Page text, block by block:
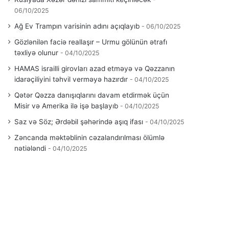
06/10/2025
Ağ Ev Trampın varisinin adını açıqlayıb 06/10/2025
Gözlənilən faciə reallaşır – Urmu gölünün ətrafı
təxliyə olunur
04/10/2025
HAMAS israilli girovları azad etməyə və Qəzzanın
idarəçiliyini təhvil verməyə hazırdır
04/10/2025
Qətər Qəzza danışıqlarını davam etdirmək üçün
Misir və Amerika ilə işə başlayıb
04/10/2025
Saz və Söz; Ərdəbil şəhərində aşıq ifası 04/10/2025
Zəncanda məktəblinin cəzalandırılması ölümlə
nətiələndi
04/10/2025